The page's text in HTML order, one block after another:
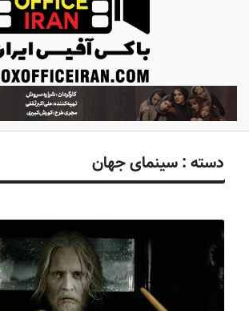
ب
ا
ک
آ
ف
س
ا
ی
ر
ا
دسته :سینمای جهان